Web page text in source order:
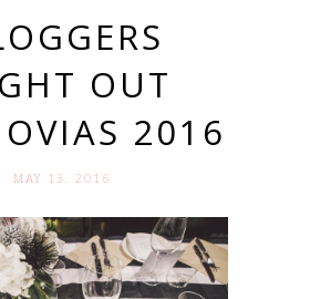
OUT
2016
MAY 13. 2016